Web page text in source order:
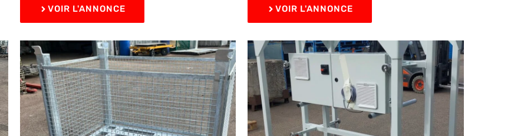
VOIR L'ANNONCE VOIR L'ANNONCE